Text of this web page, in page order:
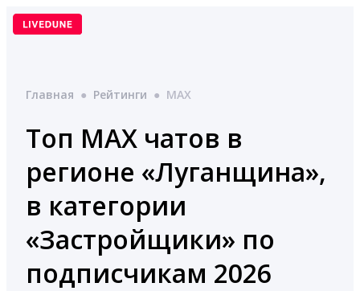
Перейти
Главная ● Рейтинги ● MAX
Топ MAX чатов в
регионе «Луганщина»,
в категории
«Застройщики» по
подписчикам 2026